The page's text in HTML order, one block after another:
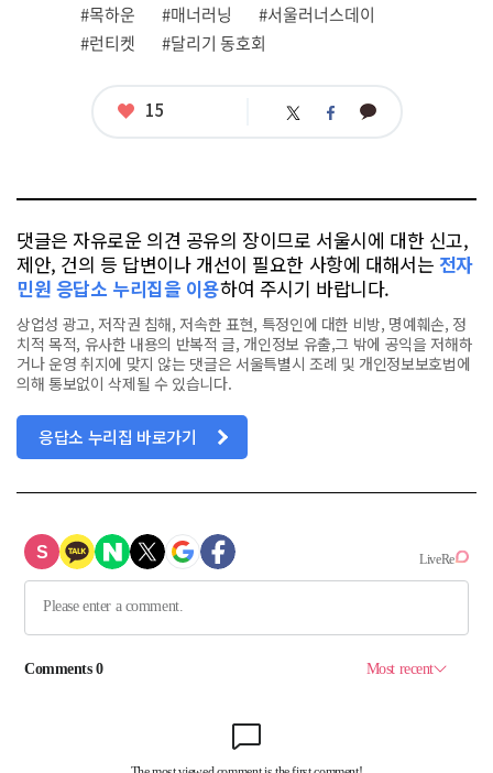
#목하운
#매너러닝
#서울러너스데이
#런티켓
#달리기 동호회
좋
15 트 페 카
댓글은 자유로운 의견 공유의 장이므로 서울시에 대한 신고,
제안, 건의 등 답변이나 개선이 필요한 사항에 대해서는 전자
민원 응답소 누리집을 이용하여 주시기 바랍니다.
상업성 광고, 저작권 침해, 저속한 표현, 특정인에 대한 비방, 명예훼손, 정
치적 목적, 유사한 내용의 반복적 글, 개인정보 유출,그 밖에 공익을 저해하
거나 운영 취지에 맞지 않는 댓글은 서울특별시 조례 및 개인정보보호법에
의해 통보없이 삭제될 수 있습니다.
응답소 누리집 바로가기